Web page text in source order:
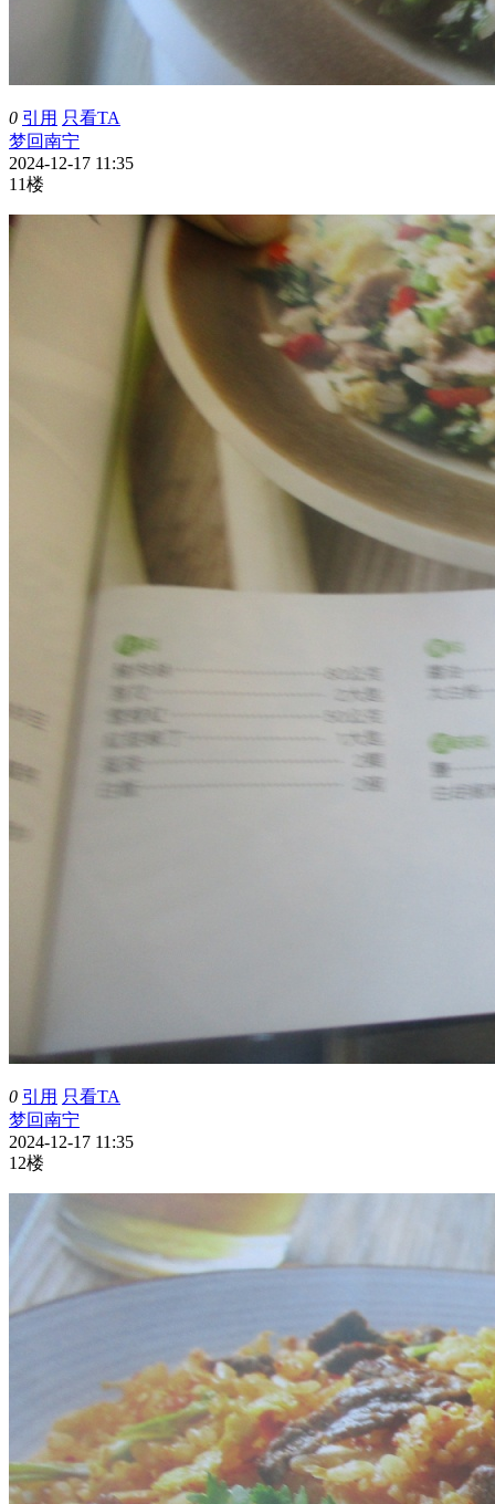
0 引用 只看TA
梦回南宁
2024-12-17 11:35
11楼
0 引用 只看TA
梦回南宁
2024-12-17 11:35
12楼